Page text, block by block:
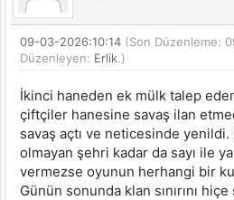
09-03-2026:10:14 (Son Düzenleme:
Düzenleyen: Erlik.)
İkinci haneden ek mülk talep
çiftçiler hanesine savaş ilan
savaş açtı ve neticesinde
olmayan şehri kadar da sayı ile
vermezse oyunun herhangi bir
Günün sonunda klan sınırını